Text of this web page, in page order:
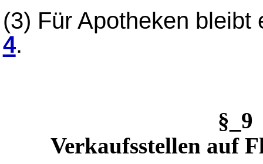
(3) Für Apotheken
4.
Verkaufsstellen auf